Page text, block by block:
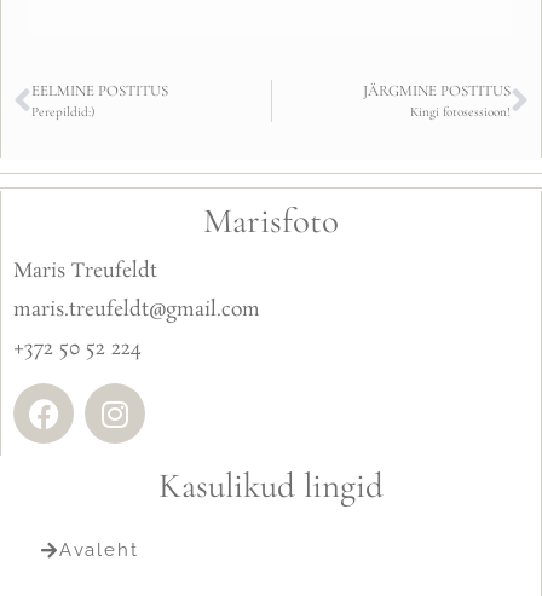
EELMINE POSTITUS
Perepildid:)
JÄRGMINE POSTITUS
Kingi fotosessioon!
Marisfoto
Maris Treufeldt
maris.treufeldt@gmail.com
+372 50 52 224
Kasulikud lingid
Avaleht